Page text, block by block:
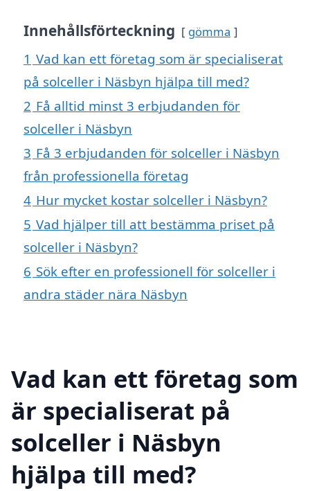
Innehållsförteckning gömma
1 Vad kan ett företag som är specialiserat
på solceller i Näsbyn hjälpa till med?
2 Få alltid minst 3 erbjudanden för
solceller i Näsbyn
3 Få 3 erbjudanden för solceller i Näsbyn
från professionella företag
4 Hur mycket kostar solceller i Näsbyn?
5 Vad hjälper till att bestämma priset på
solceller i Näsbyn?
6 Sök efter en professionell för solceller i
andra städer nära Näsbyn
Vad kan ett företag som
är specialiserat på
solceller i Näsbyn
hjälpa till med?